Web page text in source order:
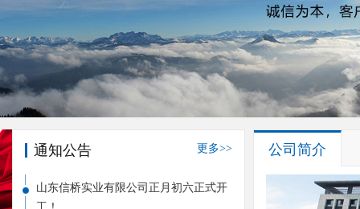
通知公告 更多>>
山东信桥实业有限公司正月初六正式开
公司简介